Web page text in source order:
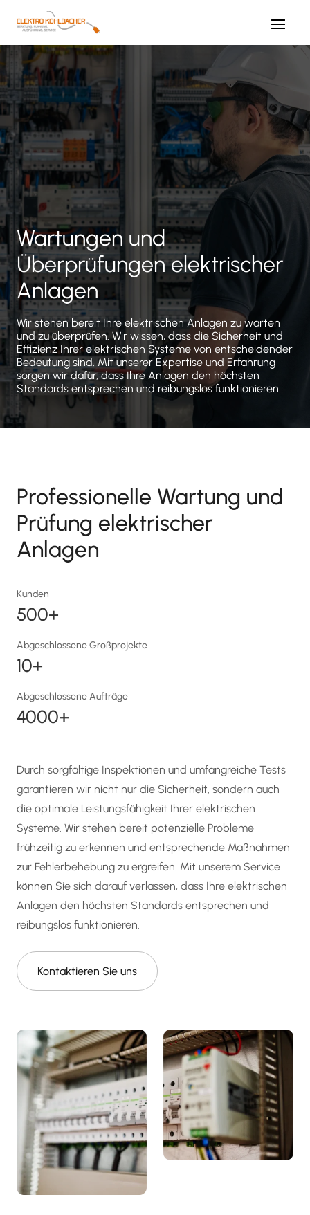
Wartungen und
Überprüfungen elektrischer
Anlagen
Wir stehen bereit Ihre elektrischen Anlagen zu warten
und zu überprüfen. Wir wissen, dass die Sicherheit und
Effizienz Ihrer elektrischen Systeme von entscheidender
Bedeutung sind. Mit unserer Expertise und Erfahrung
sorgen wir dafür, dass Ihre Anlagen den höchsten
Standards entsprechen und reibungslos funktionieren.
Professionelle Wartung und
Prüfung elektrischer
Anlagen
Kunden
500+
Abgeschlossene Großprojekte
10+
Abgeschlossene Aufträge
4000+
Durch sorgfältige Inspektionen und umfangreiche Tests
garantieren wir nicht nur die Sicherheit, sondern auch
die optimale Leistungsfähigkeit Ihrer elektrischen
Systeme. Wir stehen bereit potenzielle Probleme
frühzeitig zu erkennen und entsprechende Maßnahmen
zur Fehlerbehebung zu ergreifen. Mit unserem Service
können Sie sich darauf verlassen, dass Ihre elektrischen
Anlagen den höchsten Standards entsprechen und
reibungslos funktionieren.
Kontaktieren Sie uns